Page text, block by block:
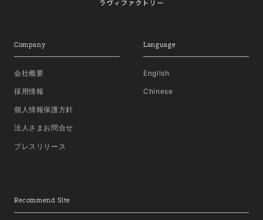
Company
会社概要
採用情報
個人情報保護方針
法人さまお問合せ
プレスリリース
Language
English
Chinese
Recommend Site